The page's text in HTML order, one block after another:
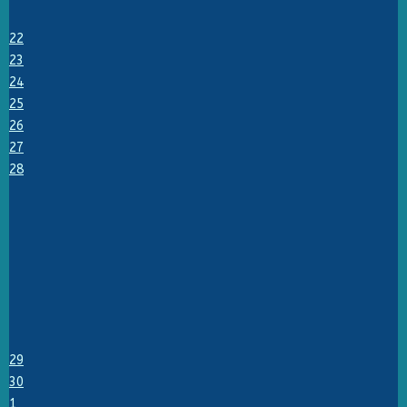
22
23
24
25
26
27
28
29
30
1